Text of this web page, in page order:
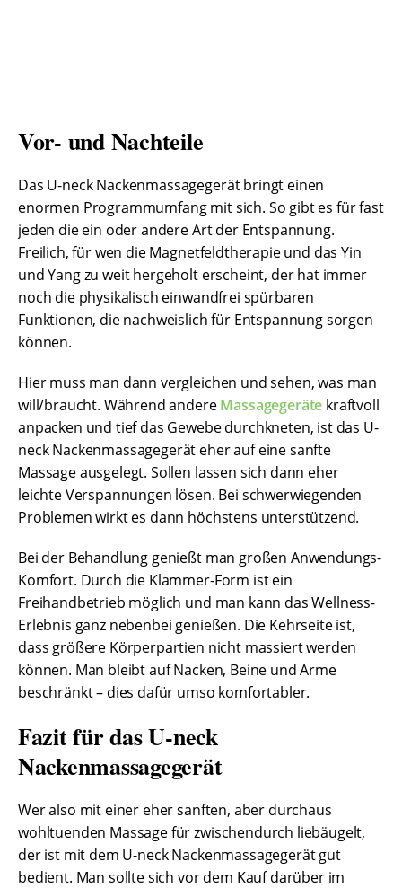
Vor- und Nachteile
Das U-neck Nackenmassagegerät bringt einen
enormen Programmumfang mit sich. So gibt es für fast
jeden die ein oder andere Art der Entspannung.
Freilich, für wen die Magnetfeldtherapie und das Yin
und Yang zu weit hergeholt erscheint, der hat immer
noch die physikalisch einwandfrei spürbaren
Funktionen, die nachweislich für Entspannung sorgen
können.
Hier muss man dann vergleichen und sehen, was man
will/braucht. Während andereMassagegeräte kraftvoll
anpacken und tief das Gewebe durchkneten, ist das U-
neck Nackenmassagegerät eher auf eine sanfte
Massage ausgelegt. Sollen lassen sich dann eher
leichte Verspannungen lösen. Bei schwerwiegenden
Problemen wirkt es dann höchstens unterstützend.
Bei der Behandlung genießt man großen Anwendungs-
Komfort. Durch die Klammer-Form ist ein
Freihandbetrieb möglich und man kann das Wellness-
Erlebnis ganz nebenbei genießen. Die Kehrseite ist,
dass größere Körperpartien nicht massiert werden
können. Man bleibt auf Nacken, Beine und Arme
beschränkt – dies dafür umso komfortabler.
Fazit für das U-neck
Nackenmassagegerät
Wer also mit einer eher sanften, aber durchaus
wohltuenden Massage für zwischendurch liebäugelt,
der ist mit dem U-neck Nackenmassagegerät gut
bedient. Man sollte sich vor dem Kauf darüber im